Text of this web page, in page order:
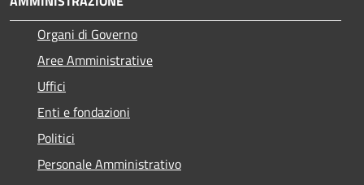
Organi di Governo
Aree Amministrative
Uffici
Enti e fondazioni
Politici
Personale Amministrativo